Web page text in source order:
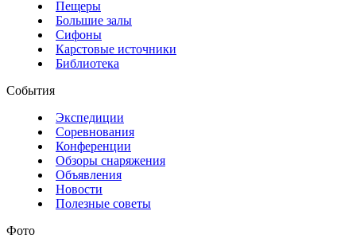
Пещеры
Большие залы
Сифоны
Карстовые источники
Библиотека
События
Экспедиции
Соревнования
Конференции
Обзоры снаряжения
Объявления
Новости
Полезные советы
Фото